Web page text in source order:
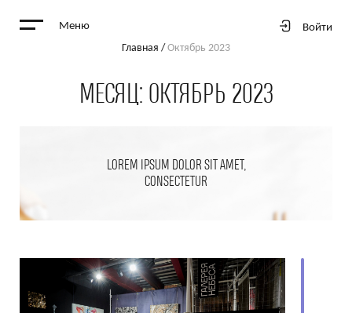
Меню
Войти
Главная / Октябрь 2023
МЕСЯЦ: ОКТЯБРЬ 2023
LOREM IPSUM DOLOR SIT AMET,
CONSECTETUR